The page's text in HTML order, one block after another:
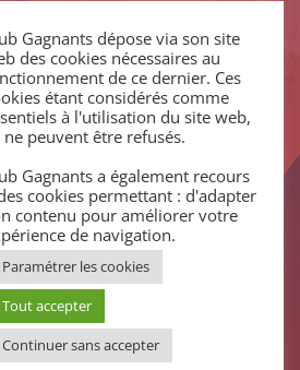
de confidentialité.
Mentions légales|Politique de
La
Google s’appliquent.
Gagnants dépose via son site
des cookies nécessaires au
de ce dernier. Ces
étant considérés comme
à l'utilisation du site web,
ne peuvent être refusés.
Gagnants a également recours
cookies permettant : d'adapter
contenu pour améliorer votre
de navigation.
Paramétrer les cookies
Tout accepter
Continuer sans accepter